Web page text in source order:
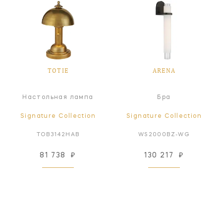
TOTIE
Настольная лампа
Signature Collection
TOB3142HAB
81 738 ₽
ARENA
Бра
Signature Collection
WS2000BZ-WG
130 217 ₽